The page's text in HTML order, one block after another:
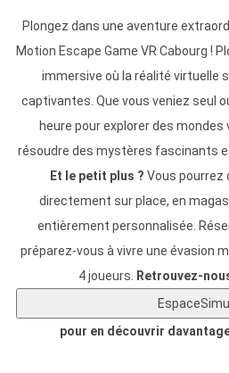
Plongez dans une aventure
Motion Escape Game VR Cabourg !
immersive où la réalité virtuelle
captivantes. Que vous veniez seul
heure pour explorer des
résoudre des mystères fascinants
Et le petit plus ? Vous pourrez
directement sur place, en
entièrement personnalisée.
préparez-vous à vivre une évasion
4 joueurs.
Retrouvez-
pour en découvrir